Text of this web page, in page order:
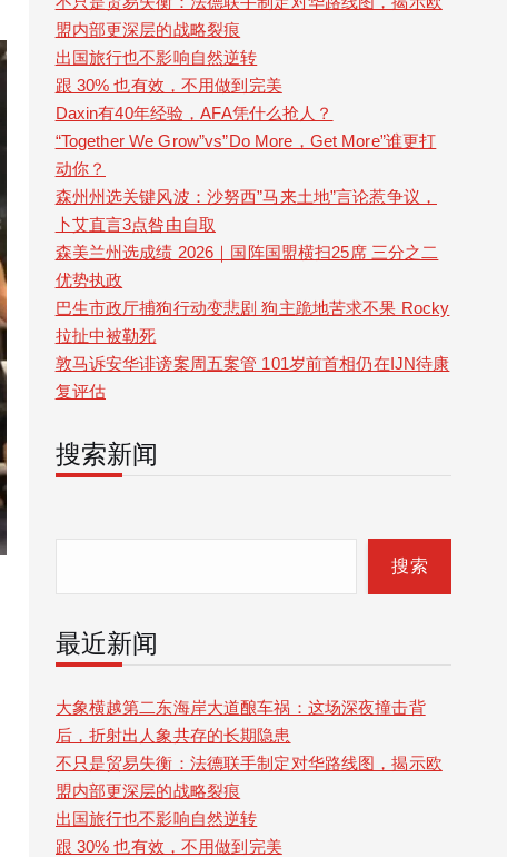
盟内部更深层的战略裂痕
出国旅行也不影响自然逆转
跟 30% 也有效，不用做到完美
Daxin有40年经验，AFA凭什么抢人？
“Together We Grow”vs”Do More，Get More”谁更打
动你？
森州州选关键风波：沙努西”马来土地”言论惹争议，
卜艾直言3点咎由自取
森美兰州选成绩 2026｜国阵国盟横扫25席 三分之二
优势执政
巴生市政厅捕狗行动变悲剧 狗主跪地苦求不果 Rocky
拉扯中被勒死
敦马诉安华诽谤案周五案管 101岁前首相仍在IJN待康
复评估
搜索新闻
r
c
h
搜索
最近新闻
大象横越第二东海岸大道酿车祸：这场深夜撞击背
后，折射出人象共存的长期隐患
不只是贸易失衡：法德联手制定对华路线图，揭示欧
盟内部更深层的战略裂痕
出国旅行也不影响自然逆转
跟 30% 也有效，不用做到完美